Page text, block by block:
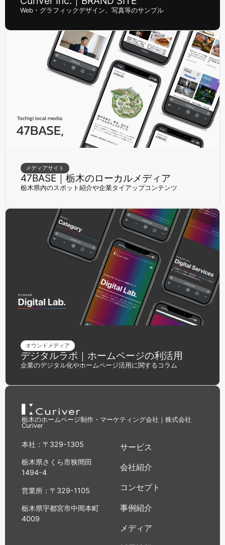
Web・グラフィックデザイン、写真等のサンプル
メディアサイト
47BASE｜栃木のローカルメディア
栃木県内のスポット紹介や企業タイアップコンテンツ
オウンドメディア
デジタルラボ｜ホームページの利活用
企業のデジタル化やホームページ活用に関するコラム
栃木のホームページ制作・マーケティング会社｜株式会社
Curiver
本社：〒329-1305
栃木県さくら市狭間田
1494-4
営業所：〒329-1105
栃木県宇都宮市中岡本町
4009
サービス
会社紹介
コンセプト
事例紹介
メディア